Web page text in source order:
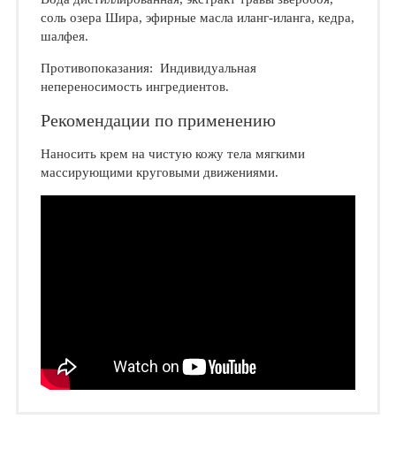
соль озера Шира, эфирные масла иланг-иланга, кедра,
шалфея.
Противопоказания: Индивидуальная
непереносимость ингредиентов.
Рекомендации по применению
Наносить крем на чистую кожу тела мягкими
массирующими круговыми движениями.